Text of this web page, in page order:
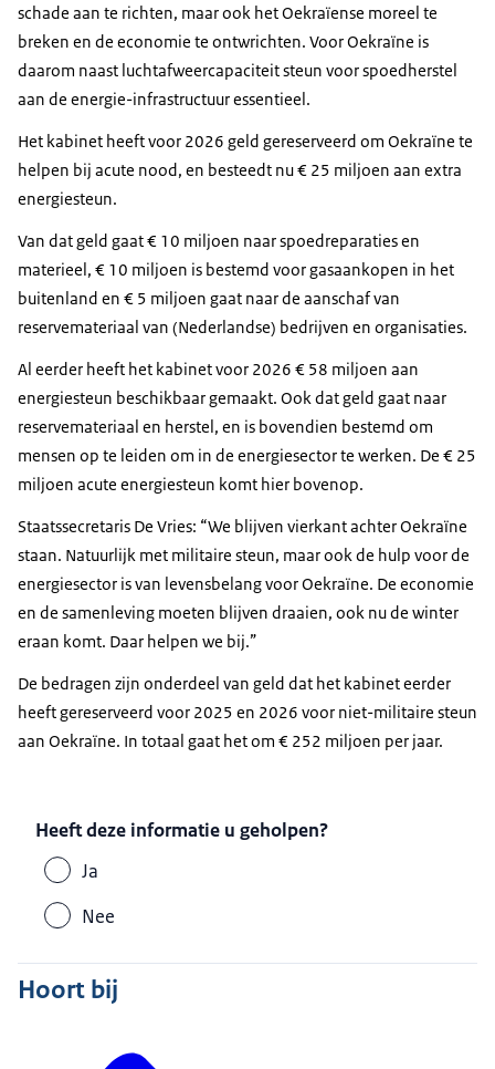
schade aan te richten, maar ook het Oekraïense moreel te
breken en de economie te ontwrichten. Voor Oekraïne is
daarom naast luchtafweercapaciteit steun voor spoedherstel
aan de energie-infrastructuur essentieel.
Het kabinet heeft voor 2026 geld gereserveerd om Oekraïne te
helpen bij acute nood, en besteedt nu € 25 miljoen aan extra
energiesteun.
Van dat geld gaat € 10 miljoen naar spoedreparaties en
materieel, € 10 miljoen is bestemd voor gasaankopen in het
buitenland en € 5 miljoen gaat naar de aanschaf van
reservemateriaal van (Nederlandse) bedrijven en organisaties.
Al eerder heeft het kabinet voor 2026 € 58 miljoen aan
energiesteun beschikbaar gemaakt. Ook dat geld gaat naar
reservemateriaal en herstel, en is bovendien bestemd om
mensen op te leiden om in de energiesector te werken. De € 25
miljoen acute energiesteun komt hier bovenop.
Staatssecretaris De Vries: “We blijven vierkant achter Oekraïne
staan. Natuurlijk met militaire steun, maar ook de hulp voor de
energiesector is van levensbelang voor Oekraïne. De economie
en de samenleving moeten blijven draaien, ook nu de winter
eraan komt. Daar helpen we bij.”
De bedragen zijn onderdeel van geld dat het kabinet eerder
heeft gereserveerd voor 2025 en 2026 voor niet-militaire steun
aan Oekraïne. In totaal gaat het om € 252 miljoen per jaar.
Heeft deze informatie u geholpen?
Ja
Nee
Hoort bij